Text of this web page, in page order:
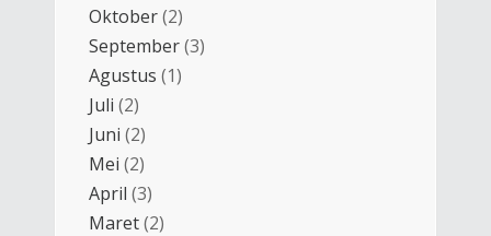
Oktober(2)
September(3)
Agustus (1)
Juli (2)
Juni (2)
Mei (2)
April (3)
Maret(2)